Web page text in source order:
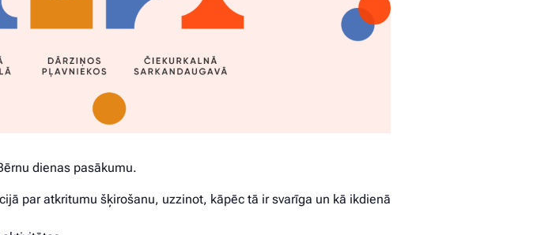
dienas pasākumu.
par atkritumu šķirošanu, uzzinot, kāpēc tā ir svarīga un kā ikdienā